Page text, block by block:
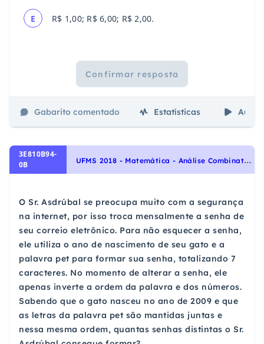
E R$ 1,00; R$ 6,00; R$ 2,00.
Confirmar resposta
Gabarito comentado Estatísticas Aulas
3E810B94-
0B
U
FMS 2018 - Matemática - Análise Combinatória em Matemática
O Sr. Asdrúbal se preocupa muito com a segurança
na internet, por isso troca mensalmente a senha de
seu correio eletrônico. Para não esquecer a senha,
ele utiliza o ano de nascimento de seu gato e a
palavra pet para formar sua senha, totalizando 7
caracteres. No momento de alterar a senha, ele
apenas inverte a ordem da palavra e dos números.
Sabendo que o gato nasceu no ano de 2009 e que
as letras da palavra pet são mantidas juntas e
nessa mesma ordem, quantas senhas distintas o Sr.